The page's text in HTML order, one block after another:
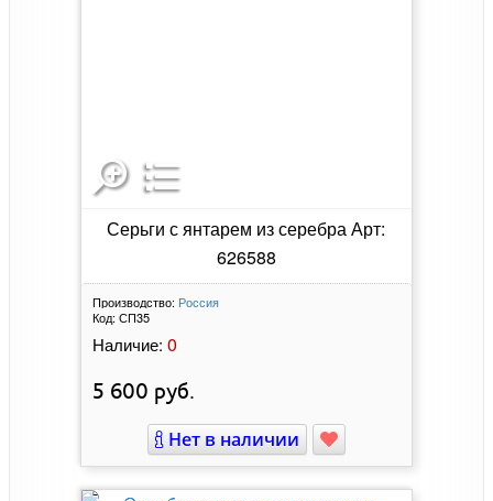
Серьги с янтарем из серебра Арт:
626588
Производство: Россия
Код: СП35
Наличие: 0
5 600 руб.
Нет в наличии